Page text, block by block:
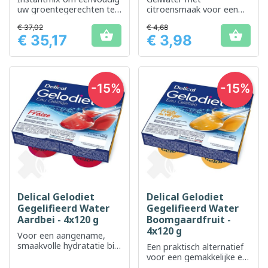
uw groentegerechten te
Prijs
€ 37,02
€ 35,17 
citroensmaak voor een
hydratatie
Prijs
€ 4,68
€ 3,98 
Delical Gelodiet
Gegelifieerd Water
Aardbei - 4x120 g
Voor een aangename,
smaakvolle hydratatie bij
-15%
Delical Gelodiet
Gegelifieerd Water
Boomgaardfruit -
4x120 g
Een praktisch alternatief
voor een gemakkelijke en
-15%